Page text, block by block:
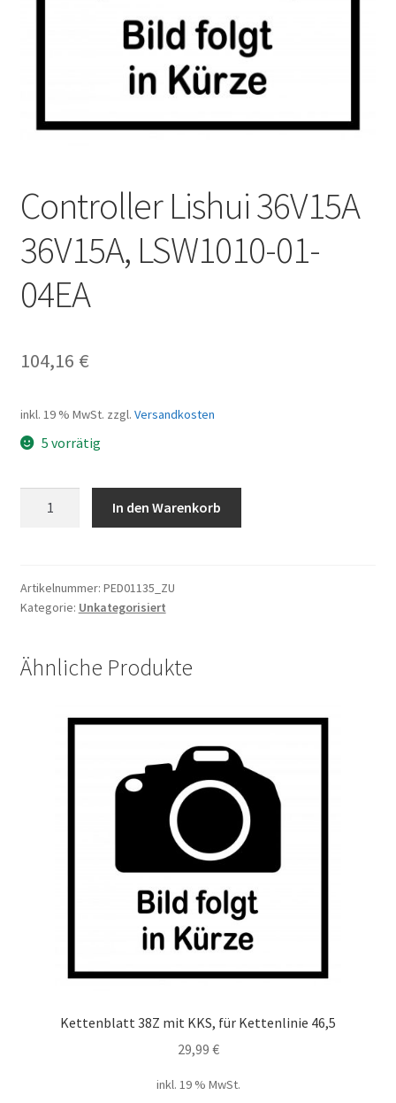
Vertrag widerrufen
Widerrufsbelehrung
Zahlungsarten
Controller Lishui 36V15A
36V15A, LSW1010-01-
04EA
104,16 €
inkl. 19 % MwSt. zzgl. Versandkosten
5 vorrätig
LSW1010-
01-
Menge
In den Warenkorb
Artikelnummer: PED01135_ZU
Kategorie: Unkategorisiert
Ähnliche Produkte
Kettenblatt 38Z mit KKS, für Kettenlinie 46,5
29,99 €
inkl. 19 % MwSt.